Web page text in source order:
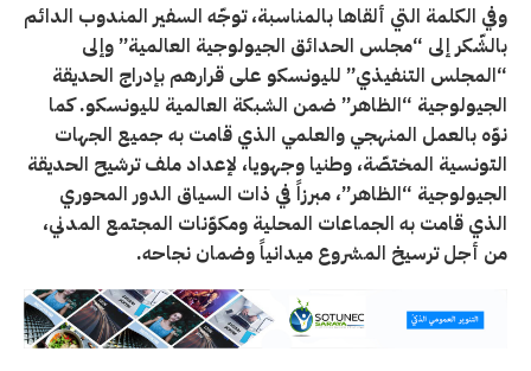
وفي الكلمة التي ألقاها بالمناسبة، توجّه السفير المندوب الدائم
بالشّكر إلى “مجلس الحدائق الجيولوجية العالمية” وإلى
“المجلس التنفيذي” لليونسكو على قرارهم بإدراج الحديقة
الجيولوجية “الظاهر” ضمن الشبكة العالمية لليونسكو. كما
نوّه بالعمل المنهجي والعلمي الذي قامت به جميع الجهات
التونسية المختصّة، وطنيا وجهويا، لإعداد ملف ترشيح الحديقة
الجيولوجية “الظاهر”، مبرزاً في ذات السياق الدور المحوري
الذي قامت به الجماعات المحلية ومكوّنات المجتمع المدني،
من أجل ترسيخ المشروع ميدانياً وضمان نجاحه.